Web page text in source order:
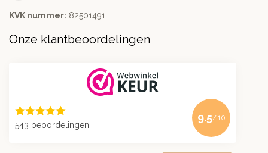
KVK nummer: 82501491
Onze klantbeoordelingen
543 beoordelingen
9.5/10